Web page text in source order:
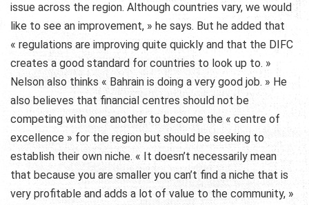
issue across the region. Although countries vary, we would
like to see an improvement, » he says. But he added that
« regulations are improving quite quickly and that the DIFC
creates a good standard for countries to look up to. »
Nelson also thinks « Bahrain is doing a very good job. » He
also believes that financial centres should not be
competing with one another to become the « centre of
excellence » for the region but should be seeking to
establish their own niche. « It doesn’t necessarily mean
that because you are smaller you can’t find a niche that is
very profitable and adds a lot of value to the community, »